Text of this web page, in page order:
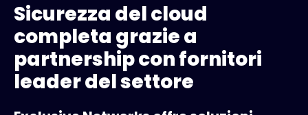
Sicurezza del cloud
completa grazie a
partnership con fornitori
leader del settore